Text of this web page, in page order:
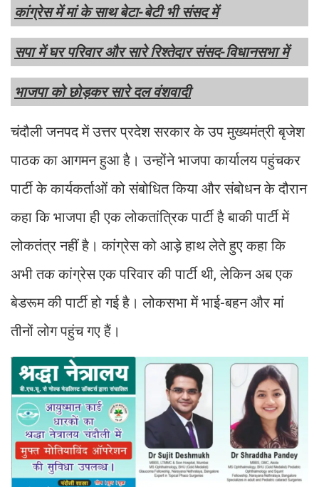
कांग्रेस में मां के साथ बेटा-बेटी भी संसद में
सपा में घर परिवार और सारे रिश्तेदार संसद-विधानसभा में
भाजपा को छोड़कर सारे दल वंशवादी
चंदौली जनपद में उत्तर प्रदेश सरकार के उप मुख्यमंत्री बृजेश
पाठक का आगमन हुआ है। उन्होंने भाजपा कार्यालय पहुंचकर
पार्टी के कार्यकर्ताओं को संबोधित किया और संबोधन के दौरान
कहा कि भाजपा ही एक लोकतांत्रिक पार्टी है बाकी पार्टी में
लोकतंत्र नहीं है। कांग्रेस को आड़े हाथ लेते हुए कहा कि
अभी तक कांग्रेस एक परिवार की पार्टी थी, लेकिन अब एक
बेडरूम की पार्टी हो गई है। लोकसभा में भाई-बहन और मां
तीनों लोग पहुंच गए हैं।